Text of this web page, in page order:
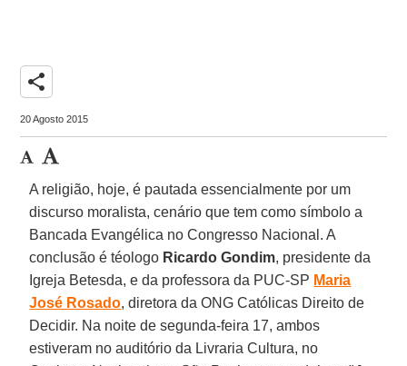
share
20 Agosto 2015
A religião, hoje, é pautada essencialmente por um
discurso moralista, cenário que tem como símbolo a
Bancada Evangélica no Congresso Nacional. A
conclusão é téologo Ricardo Gondim, presidente da
Igreja Betesda, e da professora da PUC-SP Maria
José Rosado, diretora da ONG Católicas Direito de
Decidir. Na noite de segunda-feira 17, ambos
estiveram no auditório da Livraria Cultura, no